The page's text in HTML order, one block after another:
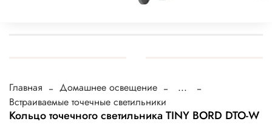
Главная Домашнее освещение
...
Встраиваемые точечные светильники
Кольцо точечного светильника TINY BORD DTO-W